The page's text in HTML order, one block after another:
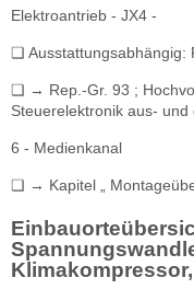
Elektroantrieb - JX4 -
❏ Ausstattungsabhängig:
❏ → Rep.-Gr. 93 ;
Steuerelektronik aus-
6 - Medienkanal
❏ → Kapitel „